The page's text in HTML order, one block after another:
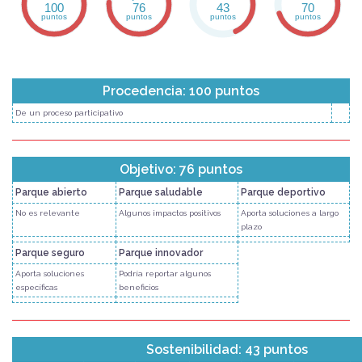
100
puntos
76
puntos
43
puntos
70
puntos
Procedencia: 100 puntos
De un proceso participativo
Objetivo: 76 puntos
Parque abierto Parque saludable Parque deportivo
No es relevante Algunos impactos positivos
Aporta soluciones a largo
plazo
Parque seguro Parque innovador
Aporta soluciones
específicas
Podría reportar algunos
beneficios
Sostenibilidad: 43 puntos